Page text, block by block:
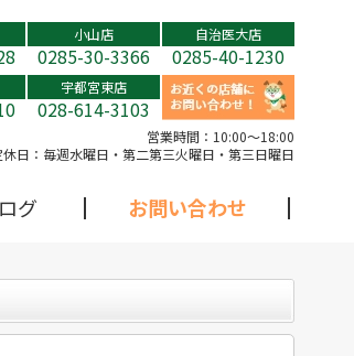
小山店
0285-30-3366
自治医大店
0285-40-1230
宇都宮東店
028-614-3103
営業時間： 10:00～18:00
日： 毎週水曜日・第二第三火曜日・第三日曜日
グ お問い合わせ